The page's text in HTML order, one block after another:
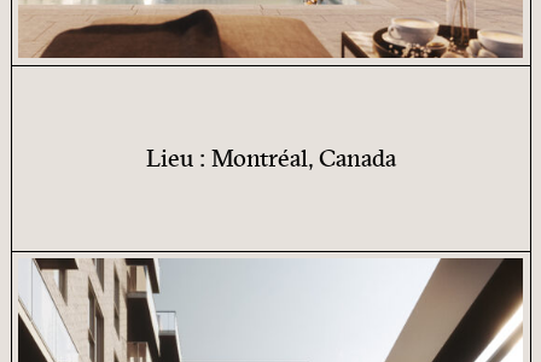
Lieu : Montréal, Canada